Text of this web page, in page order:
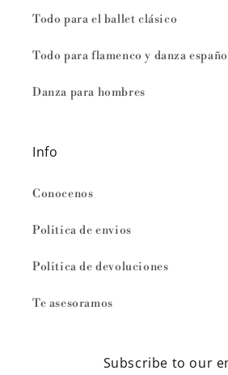
Todo para el ballet clásico
Todo para flamenco y danza
Danza para hombres
Info
Conocenos
Politica de envios
Politica de devoluciones
Te asesoramos
Subscribe to our